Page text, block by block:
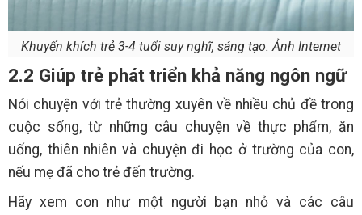
Khuyến khích trẻ 3-4 tuổi suy nghĩ, sáng tạo. Ảnh Internet
2.2 Giúp trẻ phát triển khả năng ngôn ngữ
Nói chuyện với trẻ thường xuyên về nhiều chủ đề trong
cuộc sống, từ những câu chuyện về thực phẩm, ăn
uống, thiên nhiên và chuyện đi học ở trường của con,
nếu mẹ đã cho trẻ đến trường.
Hãy xem con như một người bạn nhỏ và các câu